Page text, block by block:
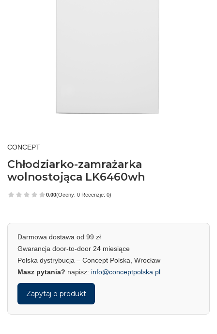
CONCEPT
Chłodziarko-zamrażarka
wolnostojąca LK6460wh
0.00(Oceny: 0 Recenzje: 0)
Darmowa dostawa od 99 zł
Gwarancja door-to-door 24 miesiące
Polska dystrybucja – Concept Polska, Wrocław
Masz pytania? napisz: info@conceptpolska.pl
Zapytaj o produkt